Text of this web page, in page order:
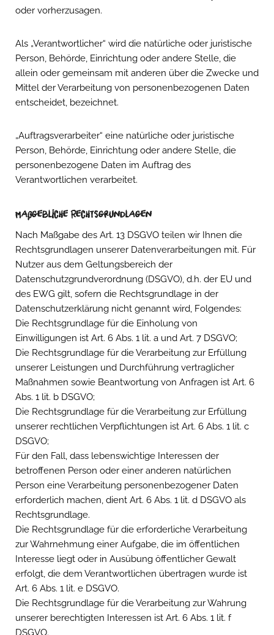
oder vorherzusagen.
Als „Verantwortlicher“ wird die natürliche oder juristische
Person, Behörde, Einrichtung oder andere Stelle, die
allein oder gemeinsam mit anderen über die Zwecke und
Mittel der Verarbeitung von personenbezogenen Daten
entscheidet, bezeichnet.
„Auftragsverarbeiter“ eine natürliche oder juristische
Person, Behörde, Einrichtung oder andere Stelle, die
personenbezogene Daten im Auftrag des
Verantwortlichen verarbeitet.
Maßgebliche Rechtsgrundlagen
Nach Maßgabe des Art. 13 DSGVO teilen wir Ihnen die
Rechtsgrundlagen unserer Datenverarbeitungen mit. Für
Nutzer aus dem Geltungsbereich der
Datenschutzgrundverordnung (DSGVO), d.h. der EU und
des EWG gilt, sofern die Rechtsgrundlage in der
Datenschutzerklärung nicht genannt wird, Folgendes:
Die Rechtsgrundlage für die Einholung von
Einwilligungen ist Art. 6 Abs. 1 lit. a und Art. 7 DSGVO;
Die Rechtsgrundlage für die Verarbeitung zur Erfüllung
unserer Leistungen und Durchführung vertraglicher
Maßnahmen sowie Beantwortung von Anfragen ist Art. 6
Abs. 1 lit. b DSGVO;
Die Rechtsgrundlage für die Verarbeitung zur Erfüllung
unserer rechtlichen Verpflichtungen ist Art. 6 Abs. 1 lit. c
DSGVO;
Für den Fall, dass lebenswichtige Interessen der
betroffenen Person oder einer anderen natürlichen
Person eine Verarbeitung personenbezogener Daten
erforderlich machen, dient Art. 6 Abs. 1 lit. d DSGVO als
Rechtsgrundlage.
Die Rechtsgrundlage für die erforderliche Verarbeitung
zur Wahrnehmung einer Aufgabe, die im öffentlichen
Interesse liegt oder in Ausübung öffentlicher Gewalt
erfolgt, die dem Verantwortlichen übertragen wurde ist
Art. 6 Abs. 1 lit. e DSGVO.
Die Rechtsgrundlage für die Verarbeitung zur Wahrung
unserer berechtigten Interessen ist Art. 6 Abs. 1 lit. f
DSGVO.